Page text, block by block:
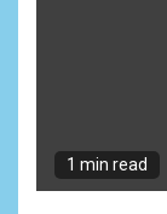
1 min read